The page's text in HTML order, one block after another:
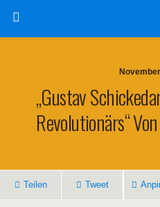
„Gustav
Revolutionärs“
Teilen Tweet